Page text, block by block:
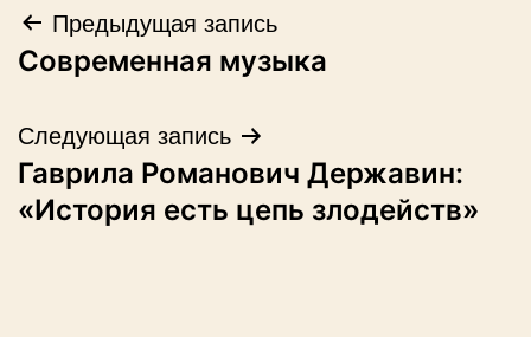
Навигация
по
записям
Предыдущая запись
Современная музыка
Следующая запись
Гаврила Романович Державин:
«История есть цепь злодейств»